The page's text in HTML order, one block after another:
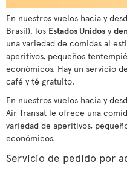
En nuestros vuelos hacia y
Brasil), los Estados Unidos y
una variedad de comidas al
aperitivos, pequeños
económicos. Hay un servicio
café y té gratuito.
En nuestros vuelos hacia y
Air Transat le ofrece una
variedad de aperitivos,
económicos.
Servicio de pedido por